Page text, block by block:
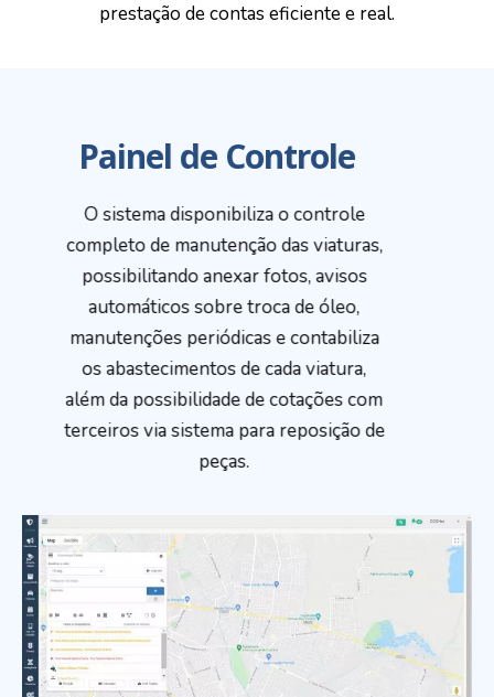
prestação de contas eficiente e real.
Painel de Controle
O sistema disponibiliza o controle
completo de manutenção das viaturas,
possibilitando anexar fotos, avisos
automáticos sobre troca de óleo,
manutenções periódicas e contabiliza
os abastecimentos de cada viatura,
além da possibilidade de cotações com
terceiros via sistema para reposição de
peças.